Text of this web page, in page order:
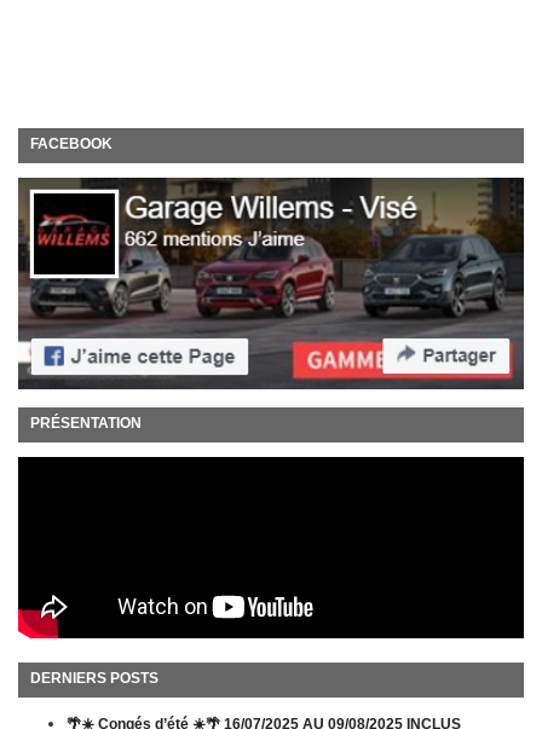
FACEBOOK
PRÉSENTATION
DERNIERS POSTS
🌴☀️ Congés d’été ☀️🌴 16/07/2025 AU 09/08/2025 INCLUS